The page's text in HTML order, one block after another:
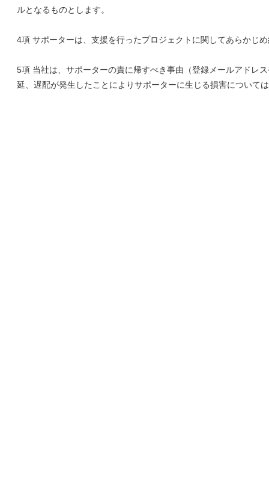
ルとなるものとします。
4項 サポーターは、支援を行ったプロジェクトに関してあらかじ
5項 当社は、サポーターの責に帰すべき事由（登録メールアドレ
延、遅配が発生したことによりサポーターに生じる損害について